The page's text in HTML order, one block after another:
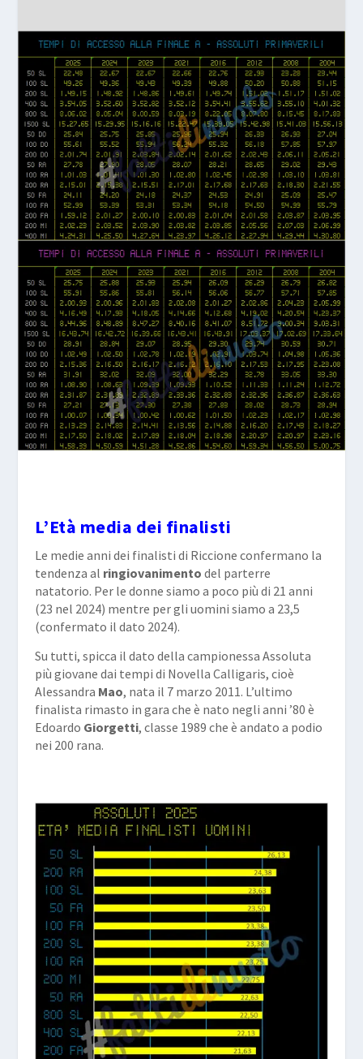
L’Età media dei finalisti
Le medie anni dei finalisti di Riccione confermano la
tendenza al ringiovanimento del parterre
natatorio. Per le donne siamo a poco più di 21 anni
(23 nel 2024) mentre per gli uomini siamo a 23,5
(confermato il dato 2024).
Su tutti, spicca il dato della campionessa Assoluta
più giovane dai tempi di Novella Calligaris, cioè
Alessandra Mao, nata il 7 marzo 2011. L’ultimo
finalista rimasto in gara che è nato negli anni ’80 è
Edoardo Giorgetti, classe 1989 che è andato a podio
nei 200 rana.